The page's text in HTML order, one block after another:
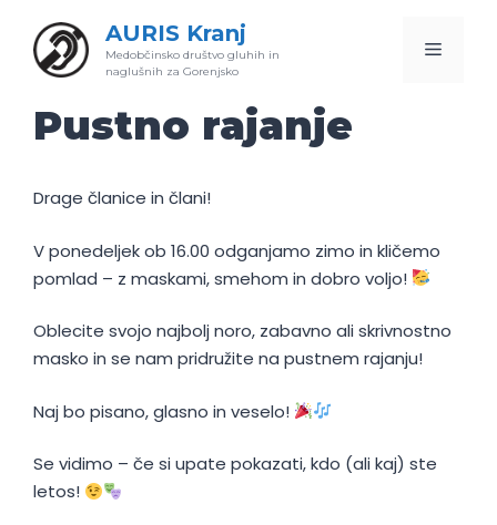
content
AURIS Kranj
Medobčinsko društvo gluhih in
naglušnih za Gorenjsko
Menu
Pustno rajanje
Drage članice in člani!
V ponedeljek ob 16.00 odganjamo zimo in kličemo
pomlad – z maskami, smehom in dobro voljo!
Oblecite svojo najbolj noro, zabavno ali skrivnostno
masko in se nam pridružite na pustnem rajanju!
Naj bo pisano, glasno in veselo!
Se vidimo – če si upate pokazati, kdo (ali kaj) ste
letos!